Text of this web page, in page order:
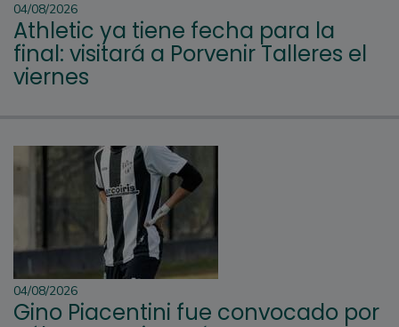
04/08/2026
Athletic ya tiene fecha para la
final: visitará a Porvenir Talleres el
viernes
04/08/2026
Gino Piacentini fue convocado por